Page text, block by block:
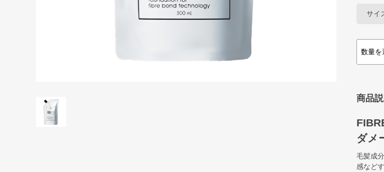
サイ
商品
ダメ
毛髪成
感など